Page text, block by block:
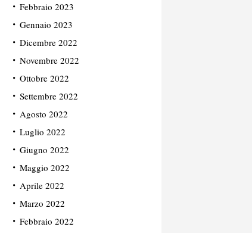
Febbraio 2023
Gennaio 2023
Dicembre 2022
Novembre 2022
Ottobre 2022
Settembre 2022
Agosto 2022
Luglio 2022
Giugno 2022
Maggio 2022
Aprile 2022
Marzo 2022
Febbraio 2022